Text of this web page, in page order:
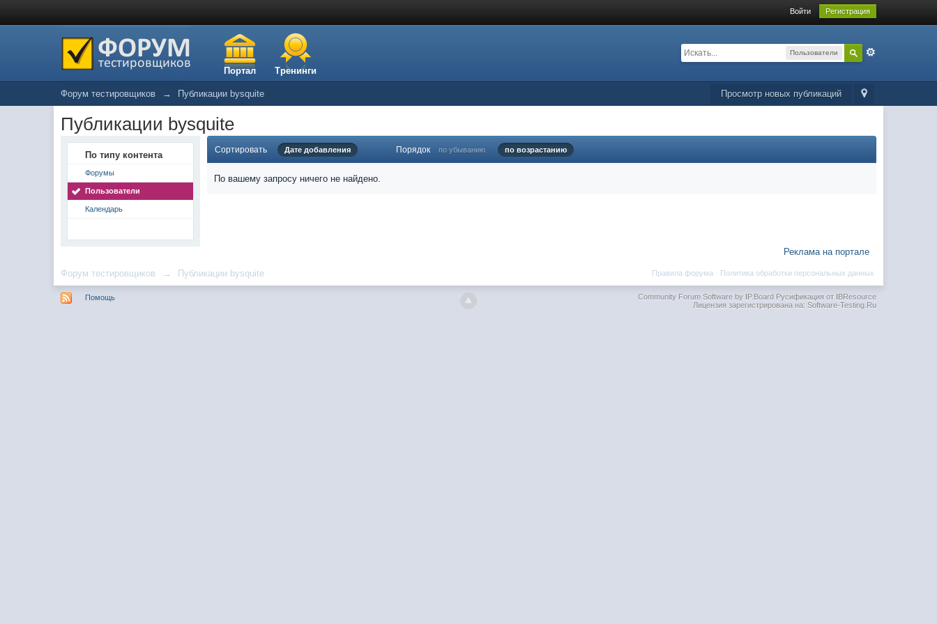
Войти Регистрация
Портал Тренинги
Пользователи
Просмотр новых публикаций
Форум тестировщиков → Публикации bysquite
Публикации bysquite
По типу контента
Форумы
Пользователи
Календарь
Сортировать Дате добавления Порядок по убыванию по возрастанию
По вашему запросу ничего не найдено.
Реклама на портале
Форум тестировщиков → Публикации bysquite Политика обработки персональных данных
Правила форума ·
Помощь Community Forum Software by IP.BoardРусификация от IBResource
Лицензия зарегистрирована на: Software-Testing.Ru